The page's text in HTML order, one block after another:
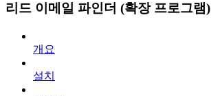
리드 이메일 파인더 (확장 프로그램)
개요
설치